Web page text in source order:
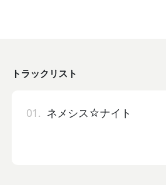
トラックリスト
01. ネメシス☆ナイト